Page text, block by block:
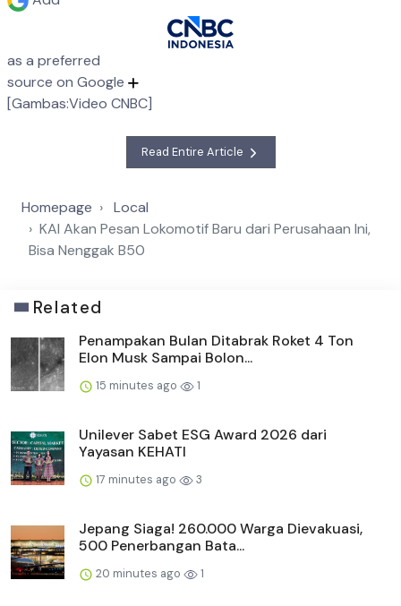
as a preferred
source on Google
[Gambas:Video CNBC]
Read Entire Article
Homepage
Local
KAI Akan Pesan Lokomotif Baru dari Perusahaan Ini,
Bisa Nenggak B50
Related
Penampakan Bulan Ditabrak Roket 4 Ton
Elon Musk Sampai Bolon...
15 minutes ago 1
Unilever Sabet ESG Award 2026 dari
Yayasan KEHATI
17 minutes ago 3
Jepang Siaga! 260.000 Warga Dievakuasi,
500 Penerbangan Bata...
20 minutes ago 1